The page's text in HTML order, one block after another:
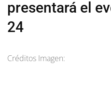
presentará el
24
Créditos Imagen: